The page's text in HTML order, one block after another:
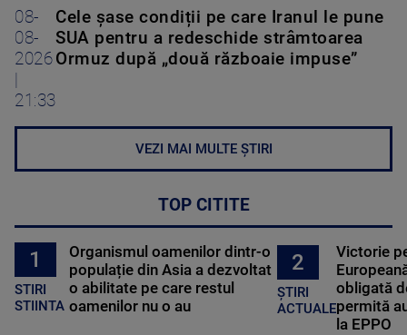
08-
08-
2026
21:33
Cele șase condiții pe care Iranul le pune
SUA pentru a redeschide strâmtoarea
Ormuz după „două războaie impuse”
VEZI MAI MULTE ȘTIRI
TOP CITITE
1
STIRI
STIINTA
Organismul oamenilor dintr-o
populație din Asia a dezvoltat
o abilitate pe care restul
oamenilor nu o au
2
ȘTIRI
ACTUALE
Victorie
obligată
permită
la EPPO